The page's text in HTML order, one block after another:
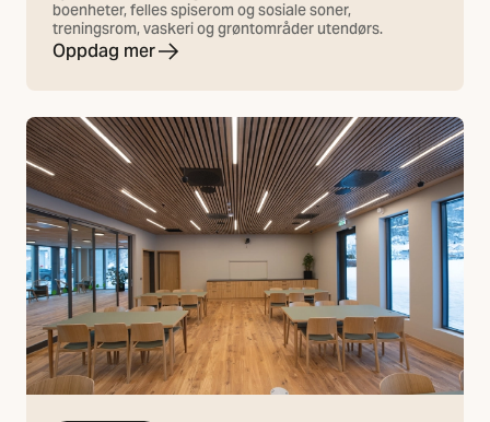
boenheter, felles spiserom og sosiale soner,
treningsrom, vaskeri og grøntområder utendørs.
Oppdag mer